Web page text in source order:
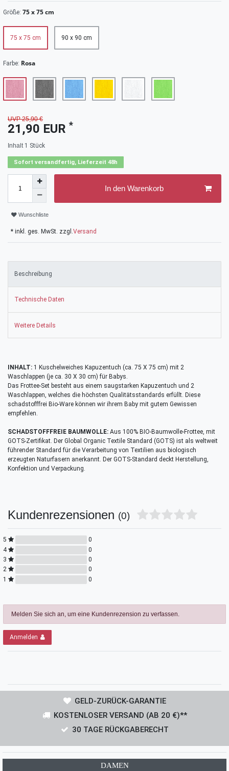
Größe: 75 x 75 cm
75 x 75 cm 90 x 90 cm
Farbe: Rosa
UVP 25,90 €
21,90 EUR *
Inhalt 1 Stück
Sofort versandfertig, Lieferzeit 48h
In den Warenkorb
Wunschliste
* inkl. ges. MwSt. zzgl. Versand
Beschreibung
Technische Daten
Weitere Details
INHALT: 1 Kuschelweiches Kapuzentuch (ca. 75 X 75 cm) mit 2
Waschlappen (je ca. 30 X 30 cm) für Babys.
Das Frottee-Set besteht aus einem saugstarken Kapuzentuch und 2
Waschlappen, welches die höchsten Qualitätsstandards erfüllt. Diese
schadstofffrei Bio-Ware können wir ihrem Baby mit gutem Gewissen
empfehlen.
SCHADSTOFFFREIE BAUMWOLLE: Aus 100% BIO-Baumwolle-Frottee, mit
GOTS-Zertifikat. Der Global Organic Textile Standard (GOTS) ist als weltweit
führender Standard für die Verarbeitung von Textilien aus biologisch
erzeugten Naturfasern anerkannt. Der GOTS-Standard deckt Herstellung,
Konfektion und Verpackung.
Kundenrezensionen (0)
5
0
4
0
3
0
2
0
1
0
Melden Sie sich an, um eine Kundenrezension zu verfassen.
Anmelden
GELD-ZURÜCK-GARANTIE
KOSTENLOSER VERSAND (AB 20 €)**
30 TAGE RÜCKGABERECHT
DAMEN